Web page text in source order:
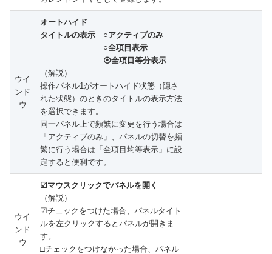
ウイ
ンド
ウ
オートハイド
タイトルの表示 ○アクティブのみ
○全項目表示
⦿全項目等分表示
（解説）
操作パネル1がオートハイド状態（隠さ
れた状態）のときのタイトルの表示方法
を選択できます。
同一パネル上で頻繁に変更を行う場合は
「アクティブのみ」、パネルの切替を頻
繁に行う場合は「全項目均等表示」に設
定すると便利です。
ウイ
ンド
ウ
☑マウスクリックでパネルを開く
（解説）
☑チェックをつけた場合、パネルタイト
ルを左クリックするとパネルが開きま
す。
□チェックをつけなかった場合、パネル